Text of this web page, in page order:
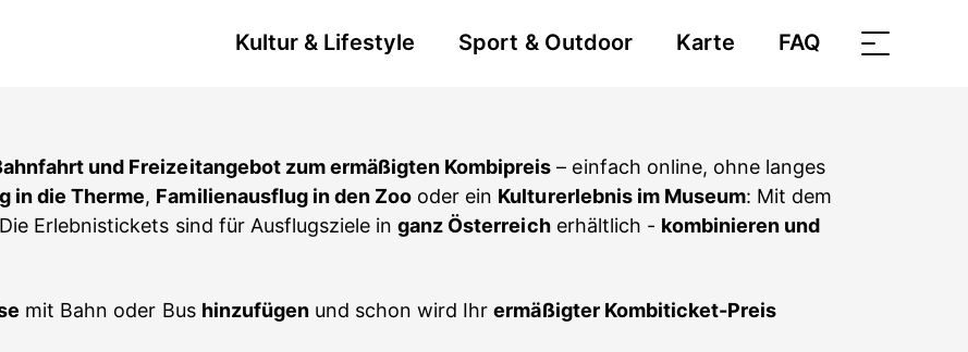
Kultur & Lifestyle Sport & Outdoor Karte FAQ
und Freizeitangebot zum ermäßigten Kombipreis – einfach online, ohne langes
in die Therme, Familienausflug in den Zoo oder ein Kulturerlebnis im Museum: Mit dem
Erlebnistickets sind für Ausflugsziele inganz Österreicherhältlich - kombinieren und
mit Bahn oder Bus hinzufügenund schon wird Ihrermäßigter Kombiticket-Preis